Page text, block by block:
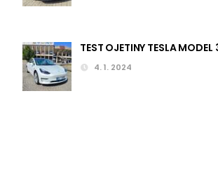
TEST OJETINY TESLA
4. 1. 2024